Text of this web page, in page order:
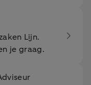
Lijn.
je graag.